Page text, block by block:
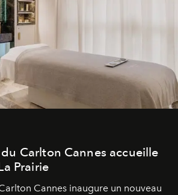
Carlton Cannes accueille
Prairie
Cannes inaugure un nouveau